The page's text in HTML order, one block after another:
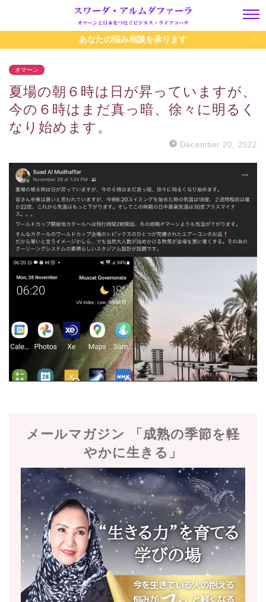
あなたの悩み相談を承ります
オマーン
夏場の朝６時は日が昇っていますが、
今の６時はまだ真っ暗、徐々に明るく
なり始めます。
December 20, 2022
メールマガジン 「成熟の季節を軽
やかに生きる」